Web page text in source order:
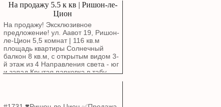
парковочных места + кладовая
Квартира с дорогим ремонтом,
очень красивая 055-9777778
Сергей Резников
На продажу 5.5 к кв | Ришон-ле-
Цион
На продажу! Эксклюзивное
предложение! ул. Аавот 19, Ришон-
ле-Цион 5,5 комнат | 116 кв.м
площадь квартиры Солнечный
балкон 8 кв.м, с открытым видом 3-
й этаж из 4 Направления света - юг
и запад Крытая парковка в табу
Резников 055-9777778